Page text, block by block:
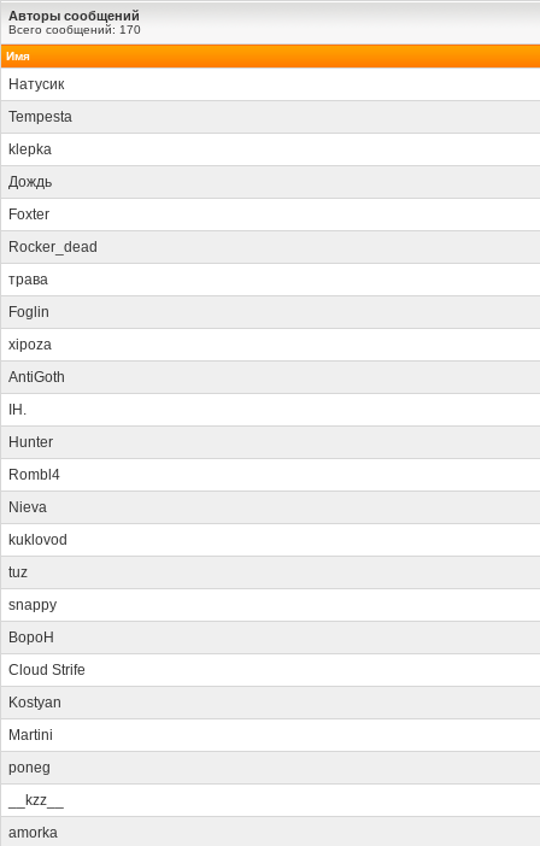
Авторы сообщений
Всего сообщений: 170
Имя
Натусик
Tempesta
klepka
Дождь
Foxter
Rocker_dead
трава
Foglin
xipoza
AntiGoth
IH.
Hunter
Rombl4
Nieva
kuklovod
tuz
snappy
BopoH
Cloud Strife
Kostyan
Martini
poneg
__kzz__
amorka